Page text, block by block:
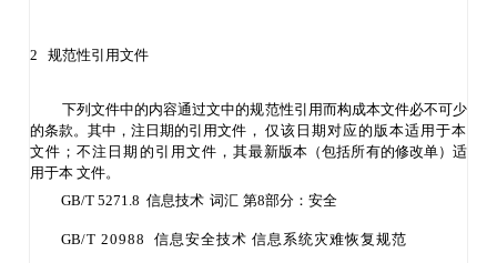
2 规范性引用文件
下列文件中的内容通过文中的规范性引用而构成本文件必不可少
的条款。其中，注日期的引用文件， 仅该日期对应的版本适用于本
文件；不注日期的引用文件，其最新版本（包括所有的修改单）适
用于本 文件。
GB/T 5271.8 信息技术 词汇 第8部分：安全
GB/T 20988 信息安全技术 信息系统灾难恢复规范